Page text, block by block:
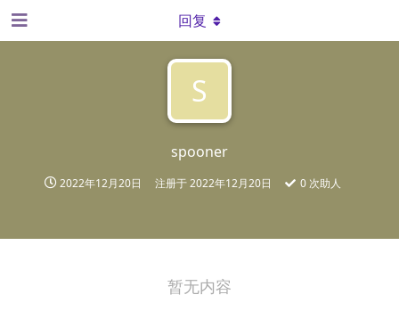
S
spooner
2022年12月20日 注册于2022年12月20日 0 次助人
回复
暂无内容